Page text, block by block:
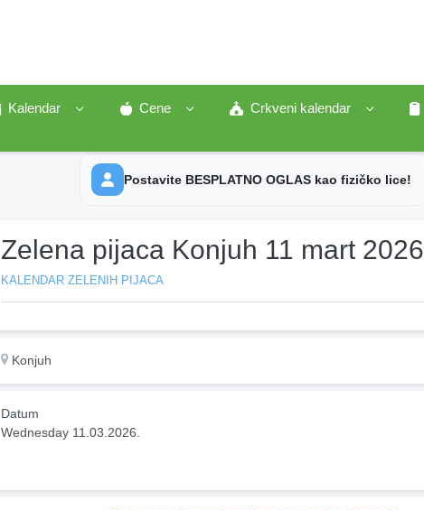
Kalendar Cene Crkveni kalendar
Postavite BESPLATNO OGLAS kao fizičko lice!
Zelena pijaca Konjuh 11 mart 2026
KALENDAR ZELENIH PIJACA
Konjuh
Datum
Wednesday 11.03.2026.